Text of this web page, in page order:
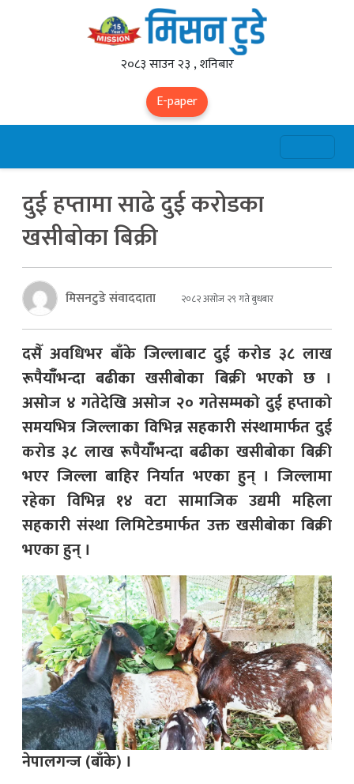
२०८३ साउन २३ , शनिबार
E-paper
दुई हप्तामा साढे दुई करोडका
खसीबोका बिक्री
मिसनटुडे संवाददाता २०८२ असोज २९ गते बुधबार
दसैँ अवधिभर बाँके जिल्लाबाट दुई करोड ३८ लाख
रूपैयाँँभन्दा बढीका खसीबोका बिक्री भएको छ ।
असोज ४ गतेदेखि असोज २० गतेसम्मको दुई हप्ताको
समयभित्र जिल्लाका विभिन्न सहकारी संस्थामार्फत दुई
करोड ३८ लाख रूपैयाँँभन्दा बढीका खसीबोका बिक्री
भएर जिल्ला बाहिर निर्यात भएका हुन् । जिल्लामा
रहेका विभिन्न १४ वटा सामाजिक उद्यमी महिला
सहकारी संस्था लिमिटेडमार्फत उक्त खसीबोका बिक्री
भएका हुन् ।
नेपालगन्ज (बाँके) ।